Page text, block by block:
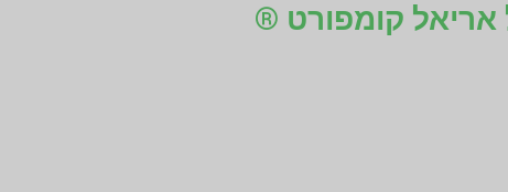
אריאל קומפורט ®